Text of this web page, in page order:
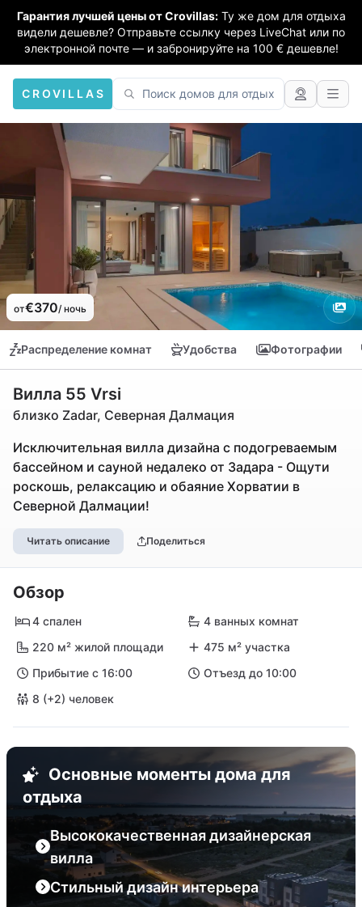
Гарантия лучшей цены от Crovillas: Ту же дом для отдыха
видели дешевле? Отправьте ссылку через LiveChat или по
электронной почте — и забронируйте на 100 € дешевле!
CROVILLAS
от€370/ ночь
Распределение комнат Удобства Фотографии
Вилла 55 Vrsi
близко Zadar, Северная Далмация
Исключительная вилла дизайна с подогреваемым
бассейном и сауной недалеко от Задара - Ощути
роскошь, релаксацию и обаяние Хорватии в
Северной Далмации!
Читать описание Поделиться
Обзор
4 спален
4 ванных комнат
220 м² жилой площади
475 м² участка
Прибытие с 16:00
Отъезд до 10:00
8 (+2) человек
Основные моменты дома для
отдыха
Высококачественная дизайнерская
вилла
Стильный дизайн интерьера